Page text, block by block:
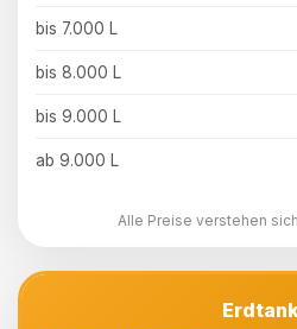
bis 7.000 L
bis 8.000 L
bis 9.000 L
ab 9.000 L
Alle Preise verstehen